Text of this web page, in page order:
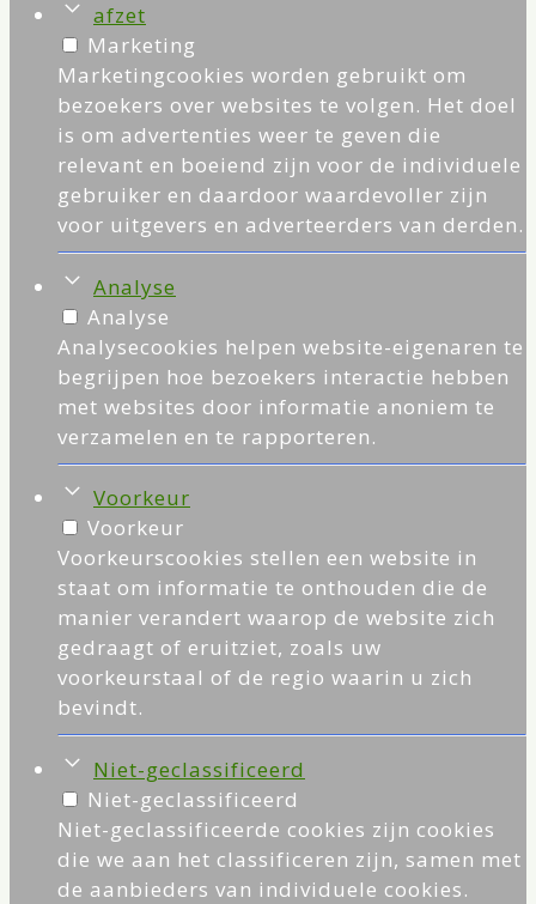
afzet
Marketing
Marketingcookies worden gebruikt om
bezoekers over websites te volgen. Het doel
is om advertenties weer te geven die
relevant en boeiend zijn voor de individuele
gebruiker en daardoor waardevoller zijn
voor uitgevers en adverteerders van derden.
Analyse
Analyse
Analysecookies helpen website-eigenaren te
begrijpen hoe bezoekers interactie hebben
met websites door informatie anoniem te
verzamelen en te rapporteren.
Voorkeur
Voorkeur
Voorkeurscookies stellen een website in
staat om informatie te onthouden die de
manier verandert waarop de website zich
gedraagt of eruitziet, zoals uw
voorkeurstaal of de regio waarin u zich
bevindt.
Niet-geclassificeerd
Niet-geclassificeerd
Niet-geclassificeerde cookies zijn cookies
die we aan het classificeren zijn, samen met
de aanbieders van individuele cookies.